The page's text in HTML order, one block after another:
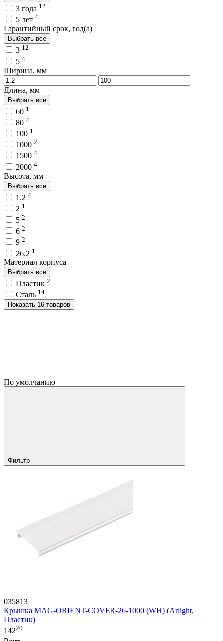
3 года 12
5 лет 4
Гарантийный срок, год(а)
Выбрать все
3 12
5 4
Ширина, мм
Длина, мм
Выбрать все
60 1
80 4
100 1
1000 2
1500 4
2000 4
Высота, мм
Выбрать все
1.2 4
2 1
5 2
6 2
9 2
26.2 1
Материал корпуса
Выбрать все
Пластик 2
Сталь 14
Показать 16 товаров
По умолчанию
Фильтр
035813
Крышка MAG-ORIENT-COVER-26-1000 (WH) (Arlight,
Пластик)
14220